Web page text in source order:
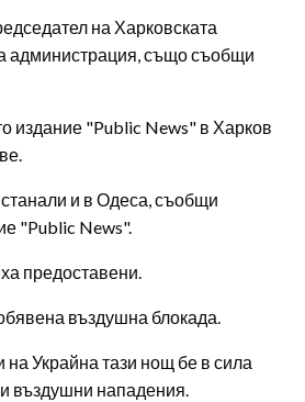
на Харковската
администрация, също съобщи
издание "Public News" в Харков
и в Одеса, съобщи
"Public News".
предоставени.
въздушна блокада.
на Украйна тази нощ бе в сила
въздушни нападения.